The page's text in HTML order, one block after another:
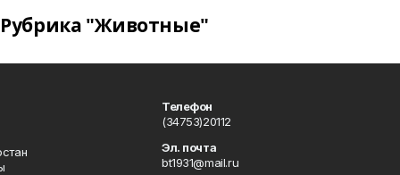
Рубрика "Животные"
Телефон
(34753)20112
Эл. почта
bt1931@mail.ru